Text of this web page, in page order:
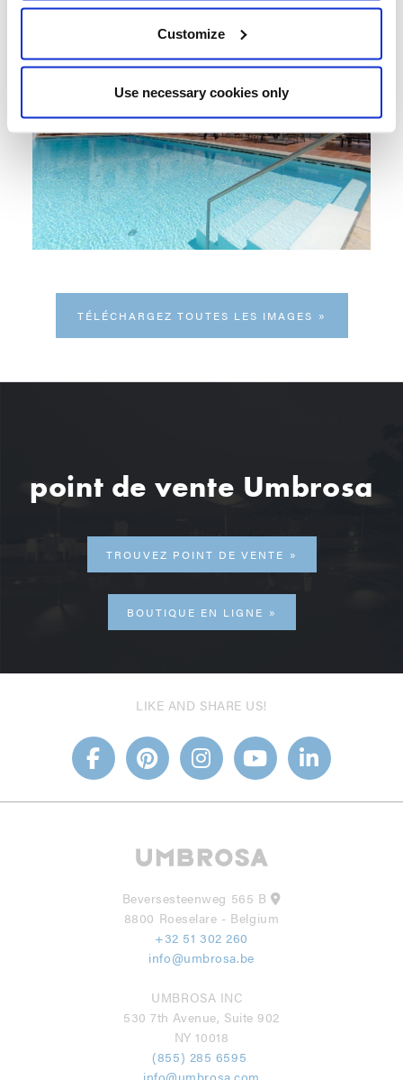
Customize
Use necessary cookies only
TÉLÉCHARGEZ TOUTES LES IMAGES
point de vente Umbrosa
TROUVEZ POINT DE VENTE
BOUTIQUE EN LIGNE
LIKE AND SHARE US!
Beversesteenweg 565 B
8800 Roeselare - Belgium
+32 51 302 260
info@umbrosa.be
UMBROSA INC
530 7th Avenue, Suite 902
NY 10018
(855) 285 6595
info@umbrosa.com